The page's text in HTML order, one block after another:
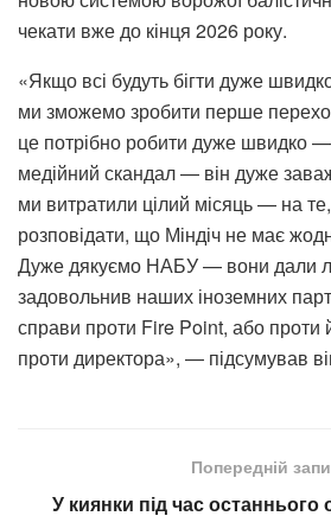
чекати вже до кінця 2026 року.
«Якщо всі будуть бігти дуже
ми зможемо зробити перше
це потрібно робити дуже швидко
медійний скандал — він дуже
ми витратили цілий місяць — на
розповідати, що Міндіч не має
Дуже дякуємо НАБУ — вони дали
задовольнив наших іноземних
справи проти Fire Point, або проти
проти директора», — підсумував
Попередній
У киянки під час останнього